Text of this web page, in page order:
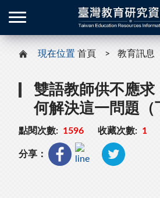
現在位置 首頁 教育訊息
雙語教師供不應求
何解決這一問題（
點閱次數: 1596 收藏次數: 1
分享：